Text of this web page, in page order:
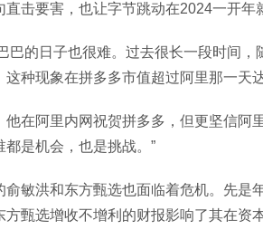
直击要害，也让字节跳动在2024一开年
巴的日子也很难。过去很长一段时间
这种现象在拼多多市值超过阿里那一天
他在阿里内网祝贺拼多多，但更坚信阿
是机会，也是挑战。”
俞敏洪和东方甄选也面临着危机。先是
方甄选增收不增利的财报影响了其在资